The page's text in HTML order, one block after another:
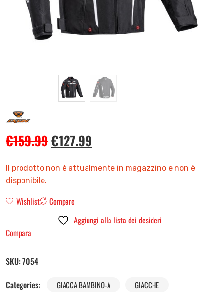
€159.99€127.99
Il prodotto non è attualmente in magazzino e non è
disponibile.
Wishlist
Compare
Aggiungi alla lista dei desideri
Compara
SKU: 7054
Categories:
GIACCA BAMBINO-A GIACCHE